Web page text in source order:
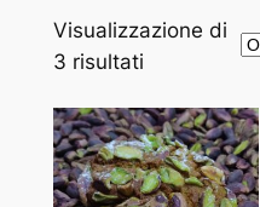
Visualizzazione di
3 risultati